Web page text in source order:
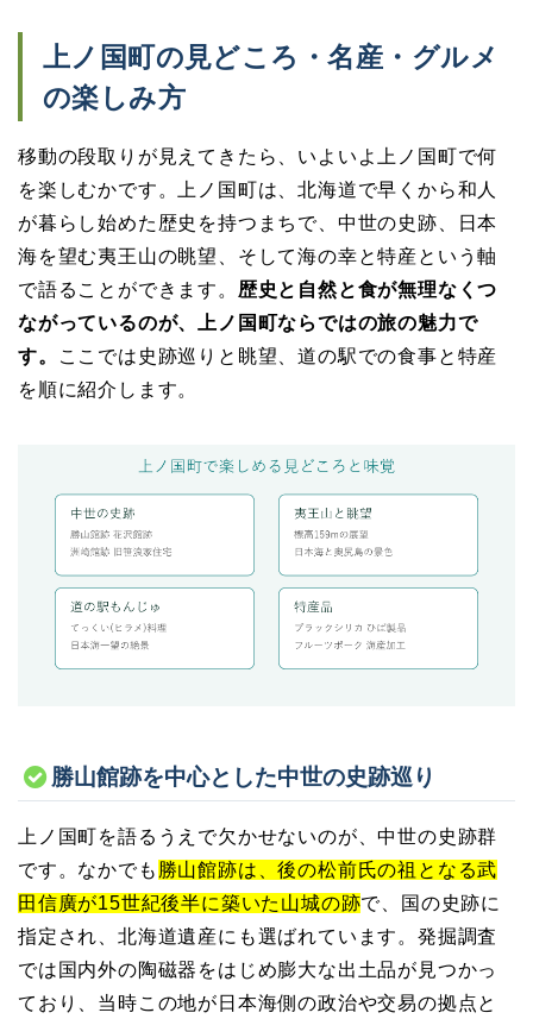
上ノ国町の見どころ・名産・グルメ
の楽しみ方
移動の段取りが見えてきたら、いよいよ上ノ国町で何
を楽しむかです。上ノ国町は、北海道で早くから和人
が暮らし始めた歴史を持つまちで、中世の史跡、日本
海を望む夷王山の眺望、そして海の幸と特産という軸
で語ることができます。 歴史と自然と食が無理なくつ
ながっているのが、上ノ国町ならではの旅の魅力で
す。
ここでは史跡巡りと眺望、道の駅での食事と特産
を順に紹介します。
勝山館跡を中心とした中世の史跡巡り
上ノ国町を語るうえで欠かせないのが、中世の史跡群
です。なかでも 勝山館跡は、後の松前氏の祖となる武
田信廣が15世紀後半に築いた山城の跡で、国の史跡に
指定され、北海道遺産にも選ばれています。発掘調査
では国内外の陶磁器をはじめ膨大な出土品が見つかっ
ており、当時この地が日本海側の政治や交易の拠点と